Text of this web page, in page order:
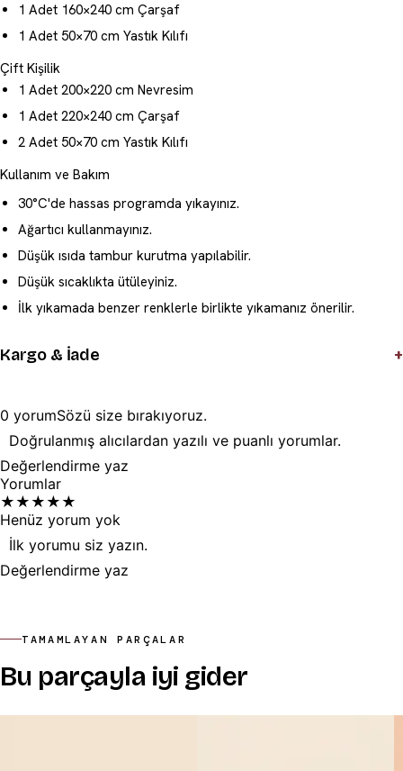
1 Adet 160×240 cm Çarşaf
1 Adet 50×70 cm Yastık Kılıfı
Çift Kişilik
1 Adet 200×220 cm Nevresim
1 Adet 220×240 cm Çarşaf
2 Adet 50×70 cm Yastık Kılıfı
Kullanım ve Bakım
30°C'de hassas programda yıkayınız.
Ağartıcı kullanmayınız.
Düşük ısıda tambur kurutma yapılabilir.
Düşük sıcaklıkta ütüleyiniz.
İlk yıkamada benzer renklerle birlikte yıkamanız önerilir.
Kargo & İade +
0 yorumSözü size bırakıyoruz.
Doğrulanmış alıcılardan yazılı ve puanlı yorumlar.
Değerlendirme yaz
Yorumlar
★ ★ ★ ★ ★
Henüz yorum yok
İlk yorumu siz yazın.
Değerlendirme yaz
TAMAMLAYAN PARÇALAR
Bu parçayla iyi gider